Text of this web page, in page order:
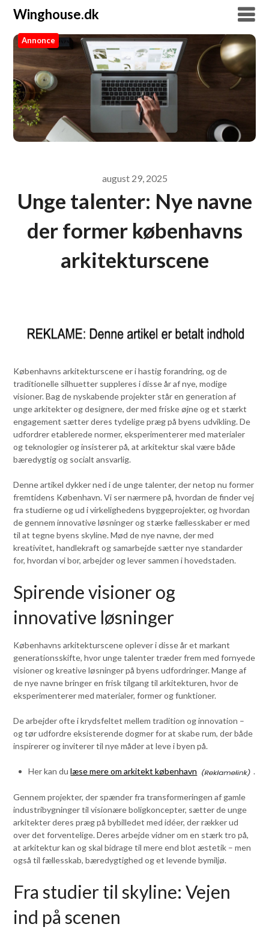
Winghouse.dk
Winghouse.dk
Annonce
august 29, 2025
Unge talenter: Nye navne
der former københavns
arkitekturscene
Københavns arkitekturscene er i hastig forandring, og de
traditionelle silhuetter suppleres i disse år af nye, modige
visioner. Bag de nyskabende projekter står en generation af
unge arkitekter og designere, der med friske øjne og et stærkt
engagement sætter deres tydelige præg på byens udvikling. De
udfordrer etablerede normer, eksperimenterer med materialer
og teknologier og insisterer på, at arkitektur skal være både
bæredygtig og socialt ansvarlig.
Denne artikel dykker ned i de unge talenter, der netop nu former
fremtidens København. Vi ser nærmere på, hvordan de finder vej
fra studierne og ud i virkelighedens byggeprojekter, og hvordan
de gennem innovative løsninger og stærke fællesskaber er med
til at tegne byens skyline. Mød de nye navne, der med
kreativitet, handlekraft og samarbejde sætter nye standarder
for, hvordan vi bor, arbejder og lever sammen i hovedstaden.
Spirende visioner og
innovative løsninger
Københavns arkitekturscene oplever i disse år et markant
generationsskifte, hvor unge talenter træder frem med fornyede
visioner og kreative løsninger på byens udfordringer. Mange af
de nye navne bringer en frisk tilgang til arkitekturen, hvor de
eksperimenterer med materialer, former og funktioner.
De arbejder ofte i krydsfeltet mellem tradition og innovation –
og tør udfordre eksisterende dogmer for at skabe rum, der både
inspirerer og inviterer til nye måder at leve i byen på.
Her kan dulæse mere om arkitekt københavn .
Gennem projekter, der spænder fra transformeringen af gamle
industribygninger til visionære boligkoncepter, sætter de unge
arkitekter deres præg på bybilledet med idéer, der rækker ud
over det forventelige. Deres arbejde vidner om en stærk tro på,
at arkitektur kan og skal bidrage til mere end blot æstetik – men
også til fællesskab, bæredygtighed og et levende bymiljø.
Fra studier til skyline: Vejen
ind på scenen